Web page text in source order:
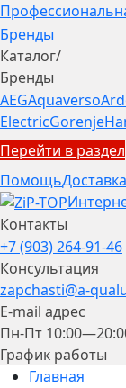
Бренды
Каталог/
Бренды
AEGAquaverso
ElectricGorenje
Перейти в раздел
ПомощьДоставка
Контакты
+7 (903) 264-91-46
Консультация
zapchasti@a-
E-mail адрес
Пн-Пт
График работы
Главная